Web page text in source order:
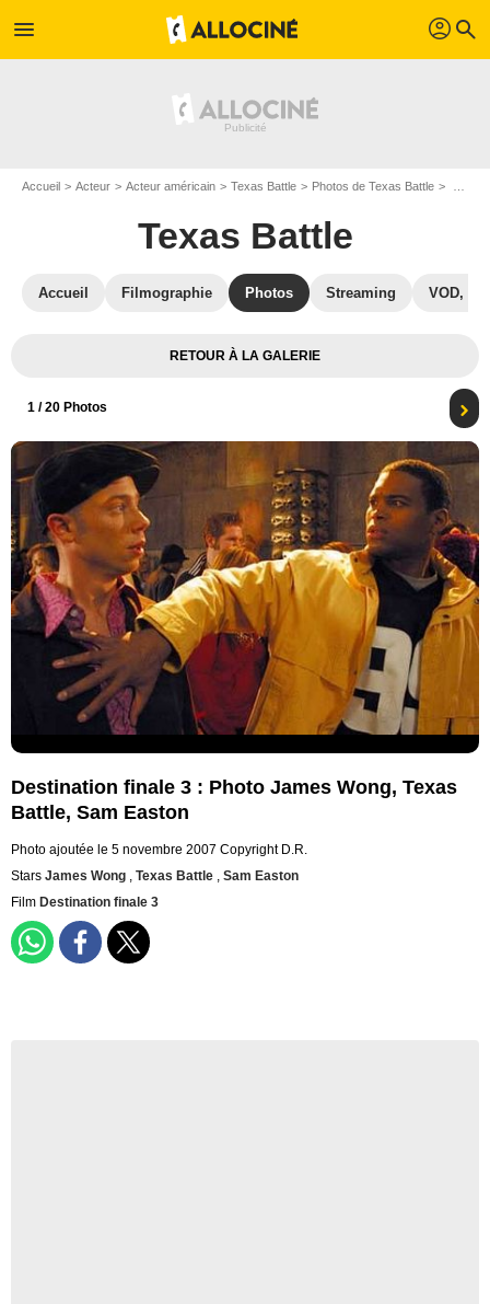
menu profil search
Accueil Acteur Acteur américain Texas Battle Photos de Texas Battle
Texas Battle
Accueil Filmographie Photos Streaming VOD,
RETOUR À LA GALERIE
1 / 20 Photos
Destination finale 3 : Photo James Wong, Texas
Battle, Sam Easton
Photo ajoutée le 5 novembre 2007 Copyright D.R.
Stars James Wong , Texas Battle , Sam Easton
Film Destination finale 3